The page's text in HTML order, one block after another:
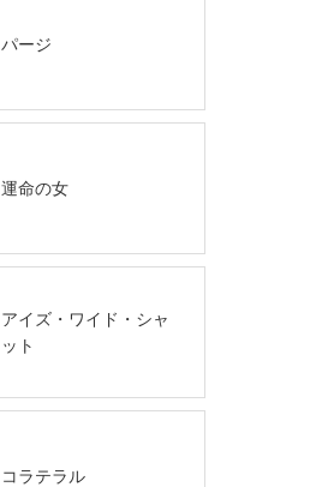
パージ
運命の女
アイズ・ワイド・シャ
ット
コラテラル